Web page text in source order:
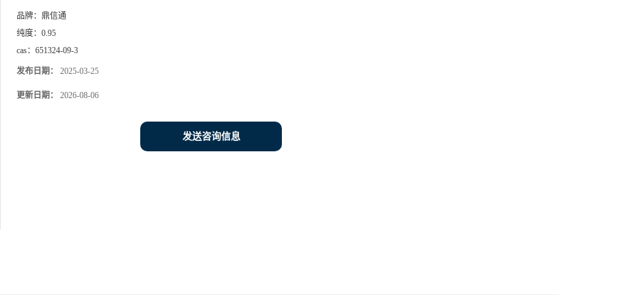
品牌： 鼎信通
纯度： 0.95
cas： 651324-09-3
发布日期： 2025-03-25
更新日期： 2026-08-06
发送咨询信息